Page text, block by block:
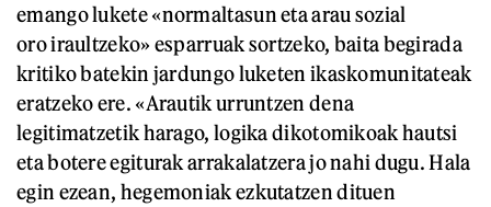
emango lukete «normaltasun eta arau sozial
oro iraultzeko» esparruak sortzeko, baita begirada
kritiko batekin jardungo luketen ikaskomunitateak
eratzeko ere. «Arautik urruntzen dena
legitimatzetik harago, logika dikotomikoak hautsi
eta botere egiturak arrakalatzera jo nahi dugu. Hala
egin ezean, hegemoniak ezkutatzen dituen